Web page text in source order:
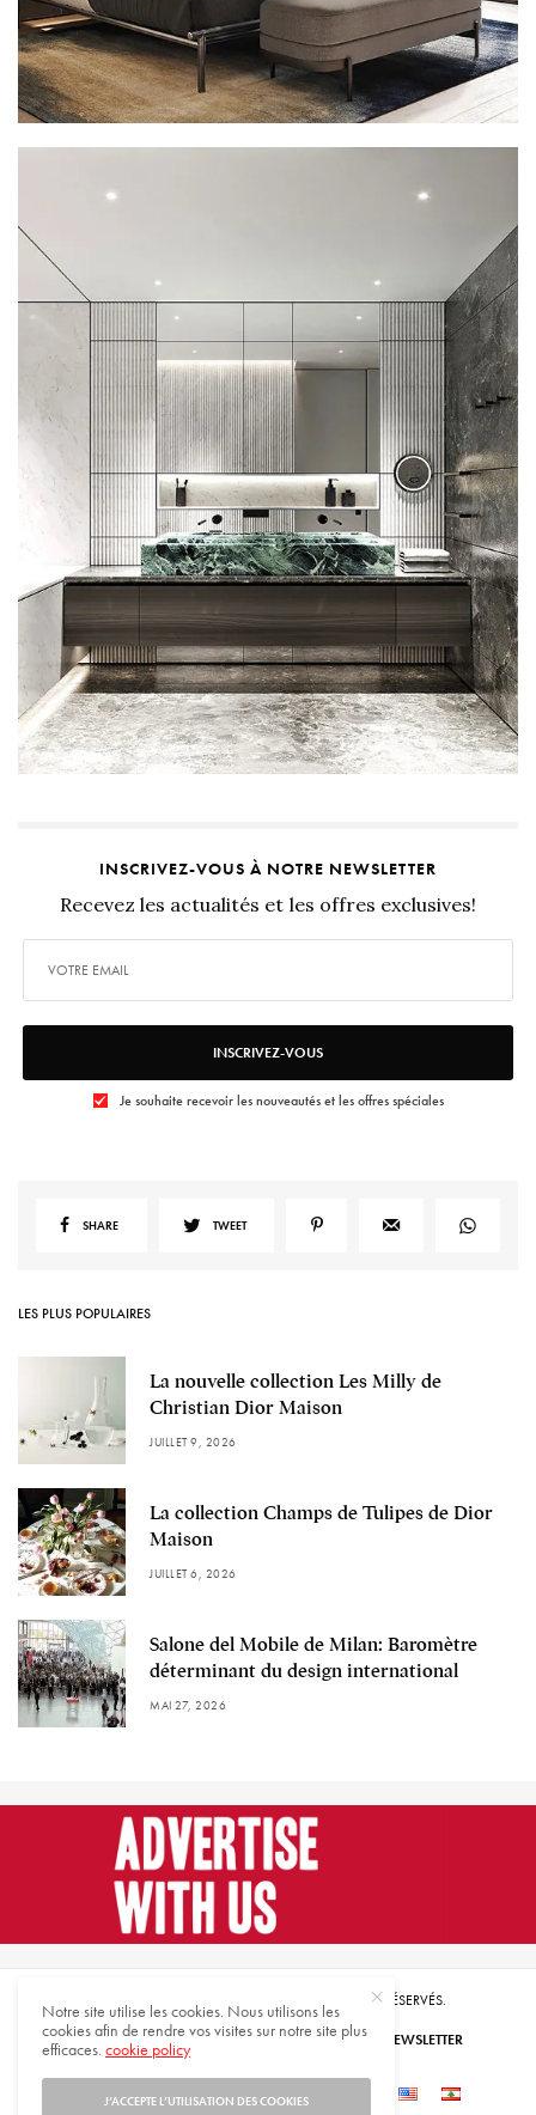
INSCRIVEZ-VOUS À NOTRE NEWSLETTER
Recevez les actualités et les offres exclusives!
INSCRIVEZ-VOUS
Je souhaite recevoir les nouveautés et les offres spéciales
SHARE TWEET
LES PLUS POPULAIRES
La nouvelle collection Les Milly de
Christian Dior Maison
JUILLET 9, 2026
La collection Champs de Tulipes de Dior
Maison
JUILLET 6, 2026
Salone del Mobile de Milan: Baromètre
déterminant du design international
MAI 27, 2026
© 2021 HARMONIES MAGAZINE. TOUS DROITS RÉSERVÉS.
ABONNEZ-VOUS INSCRIVEZ-VOUS À NOTRE NEWSLETTER
QUI SOMMES-NOUS CONTACTEZ-NOUS
Notre site utilise les cookies. Nous utilisons les
cookies afin de rendre vos visites sur notre site plus
efficaces.cookie policy
J’ACCEPTE L’UTILISATION DES COOKIES